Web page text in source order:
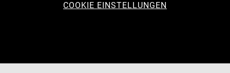
COOKIE EINSTELLUNGEN